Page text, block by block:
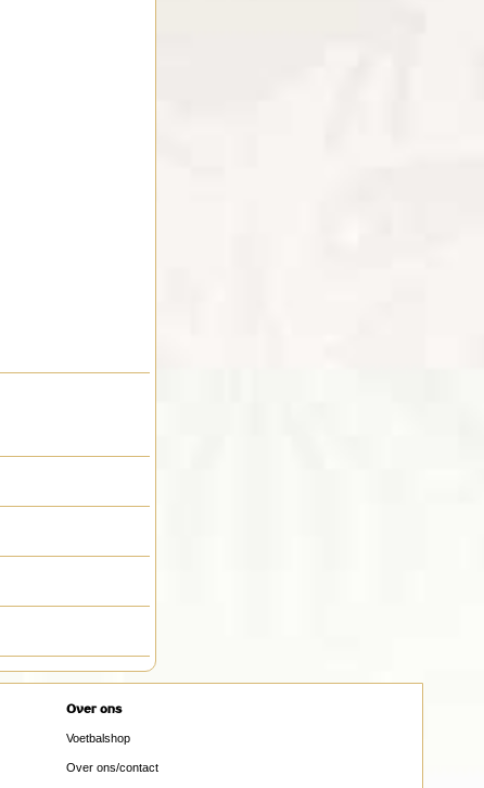
Over ons
Voetbalshop
Over ons/contact